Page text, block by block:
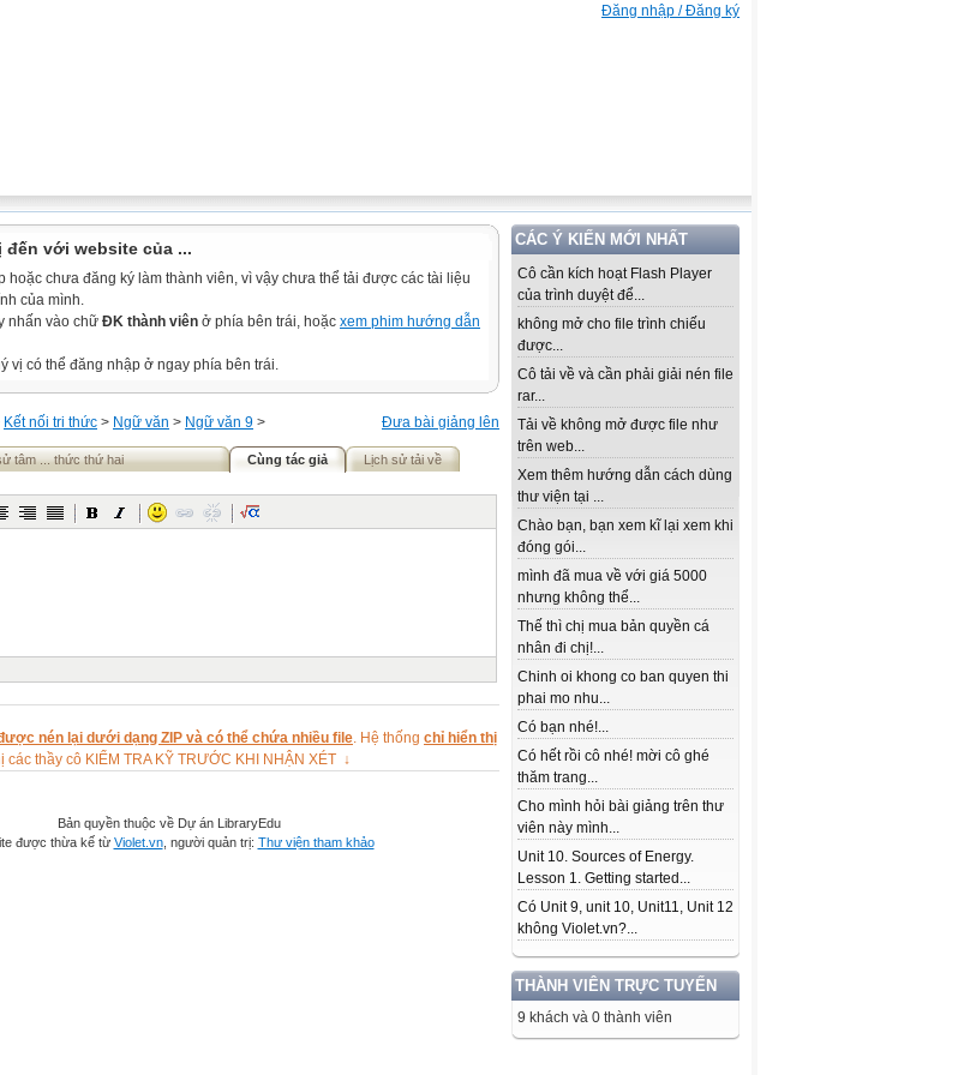
Đăng nhập / Đăng ký
CÁC Ý KIẾN MỚI NHẤT
Cô cần kích hoạt Flash Player
của trình duyệt để...
không mở cho file trình chiếu
được...
Cô tải về và cần phải giải nén file
rar...
Tải về không mở được file như
trên web...
Xem thêm hướng dẫn cách dùng
thư viện tại ...
Chào bạn, bạn xem kĩ lại xem khi
đóng gói...
mình đã mua về với giá 5000
nhưng không thể...
Thế thì chị mua bản quyền cá
nhân đi chị!...
Chinh oi khong co ban quyen thi
phai mo nhu...
Có bạn nhé!...
Có hết rồi cô nhé! mời cô ghé
thăm trang...
Cho mình hỏi bài giảng trên thư
viên này mình...
Unit 10. Sources of Energy.
Lesson 1. Getting started...
Có Unit 9, unit 10, Unit11, Unit 12
không Violet.vn?...
THÀNH VIÊN TRỰC TUYẾN
9 khách và 0 thành viên
với website của ...
hoặc chưa đăng ký làm thành viên, vì vậy chưa thể tải được các tài liệu
của mình.
nhấn vào chữ ĐK thành viên ở phía bên trái, hoặc xem phim hướng dẫn
vị có thể đăng nhập ở ngay phía bên trái.
Đưa bài giảng lên
Kết nối tri thức > Ngữ văn > Ngữ văn 9 >
tâm ... thức thứ hai Cùng tác giả Lịch sử tải về
nén lại dưới dạng ZIP và có thể chứa nhiều file . Hệ thống chỉ hiển thị
các thầy cô KIỂM TRA KỸ TRƯỚC KHI NHẬN XÉT ↓
Bản quyền thuộc về Dự án LibraryEdu
được thừa kế từ Violet.vn, người quản trị: Thư viện tham khảo